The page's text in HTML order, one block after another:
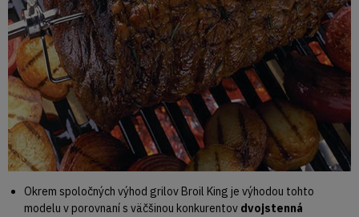
Okrem spoločných výhod grilov Broil King je výhodou tohto
modelu v porovnaní s väčšinou konkurentov dvojstenná